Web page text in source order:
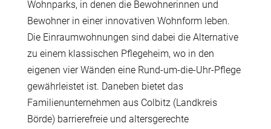
Wohnparks, in denen die Bewohnerinnen und
Bewohner in einer innovativen Wohnform leben.
Die Einraumwohnungen sind dabei die Alternative
zu einem klassischen Pflegeheim, wo in den
eigenen vier Wänden eine Rund-um-die-Uhr-Pflege
gewährleistet ist. Daneben bietet das
Familienunternehmen aus Colbitz (Landkreis
Börde) barrierefreie und altersgerechte